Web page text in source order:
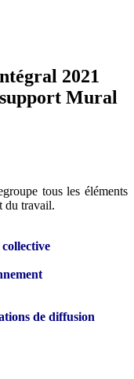
2021
support Mural
tous les éléments
du travail.
de diffusion